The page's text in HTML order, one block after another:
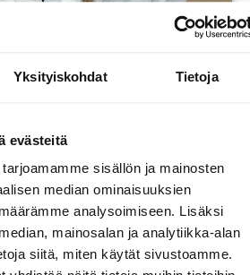
Yksityiskohdat Tietoja
evästeitä
sisällön ja mainosten
median ominaisuuksien
analysoimiseen. Lisäksi
mainosalan ja analytiikka-alan
siitä, miten käytät sivustoamme.
harvinainen